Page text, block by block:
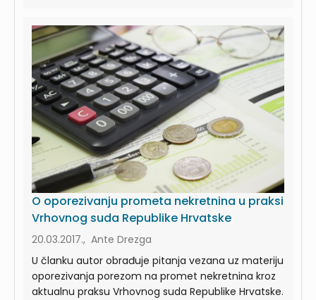
O oporezivanju prometa nekretnina u praksi
Vrhovnog suda Republike Hrvatske
20.03.2017., Ante Drezga
U članku autor obrađuje pitanja vezana uz materiju
oporezivanja porezom na promet nekretnina kroz
aktualnu praksu Vrhovnog suda Republike Hrvatske.